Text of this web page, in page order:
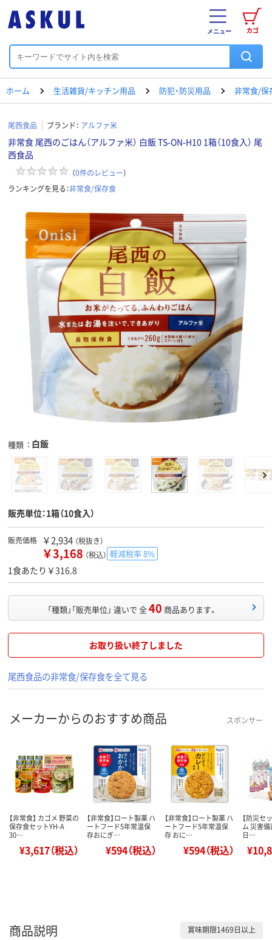
カゴ
メニュー
ホーム 生活雑貨/キッチン用品 防犯・防災用品 非常食/保
尾西食品 ブランド： アルファ米
非常食 尾西のごはん（アルファ米） 白飯 TS-ON-H10 1箱（10食入） 尾
西食品
（0件のレビュー）
ランキングを見る：非常食/保存食
種類 白飯
販売単位：1箱（10食入）
販売価格 ￥2,934 （税抜き）
￥3,168 （税込） 軽減税率 8%
1食あたり￥316.8
「種類」「販売単位」 違いで 全40 商品あります。
お取り扱い終了しました
尾西食品の非常食/保存食を全て見る
メーカーからのおすすめ商品 スポンサー
【非常食】 カゴメ 野菜の
保存食セットYH-A
30…
¥3,617（税込）
【非常食】ロート製薬 ハ
ートフード5年常温保
存おにぎ…
¥594（税込）
【非常食】ロート製薬 ハ
ートフード5年常温保
存 おに…
¥594（税込）
【防災セ
ム 災害備
日…
商品説明 賞味期限1469日以上